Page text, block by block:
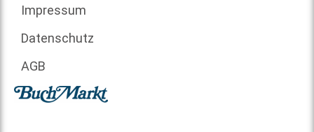
Impressum
Datenschutz
AGB